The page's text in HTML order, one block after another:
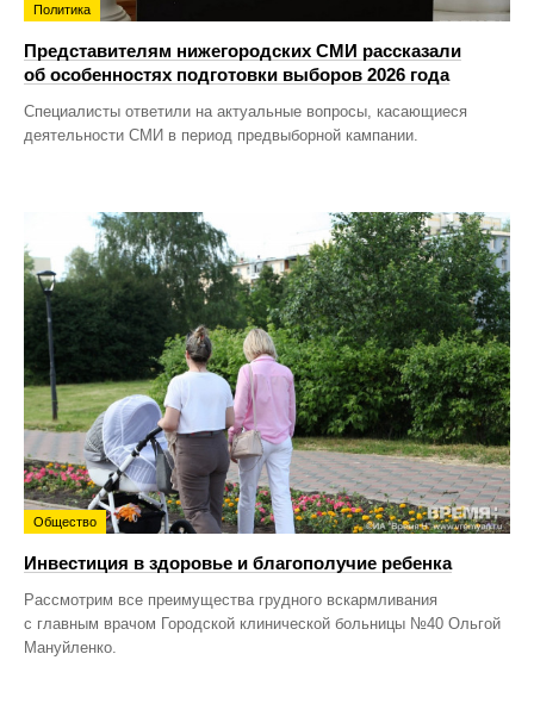
Политика
Представителям нижегородских СМИ рассказали
об особенностях подготовки выборов 2026 года
Специалисты ответили на актуальные вопросы, касающиеся
деятельности СМИ в период предвыборной кампании.
Общество
Инвестиция в здоровье и благополучие ребенка
Рассмотрим все преимущества грудного вскармливания
с главным врачом Городской клинической больницы №40 Ольгой
Мануйленко.